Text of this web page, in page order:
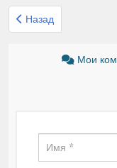
Предыдущий: Круиз
Назад
Мои